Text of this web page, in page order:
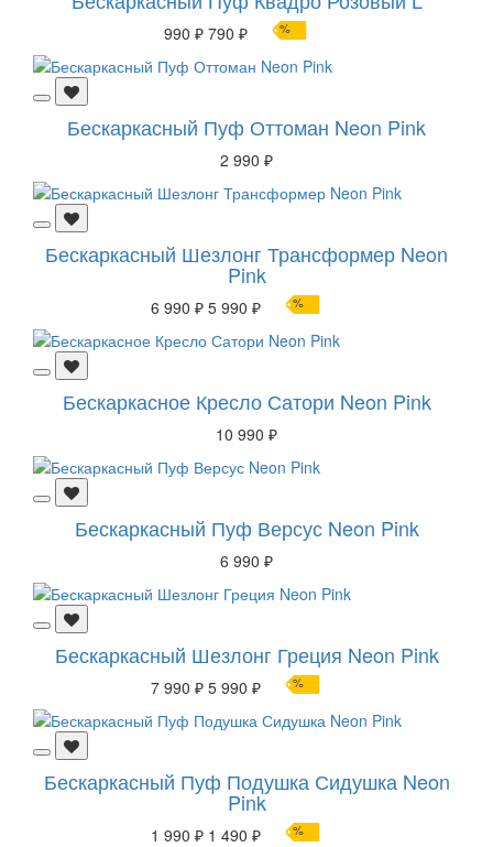
990 ₽ 790 ₽ %
Бескаркасный Пуф Оттоман Neon Pink
2 990 ₽
Бескаркасный Шезлонг Трансформер Neon
Pink
6 990 ₽ 5 990 ₽ %
Бескаркасное Кресло Сатори Neon Pink
10 990 ₽
Бескаркасный Пуф Версус Neon Pink
6 990 ₽
Бескаркасный Шезлонг Греция Neon Pink
7 990 ₽ 5 990 ₽ %
Бескаркасный Пуф Подушка Сидушка Neon
Pink
1 990 ₽ 1 490 ₽ %